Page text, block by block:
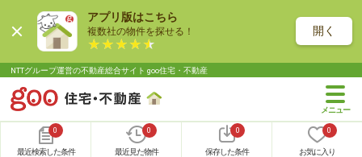
アプリ版はこちら
複数社の物件を探せる！ 開く
NTTグループ運営の不動産総合サイト goo住宅・不動産
0
最近検索した条件
0
最近見た物件
0
保存した条件
0
お気に入り